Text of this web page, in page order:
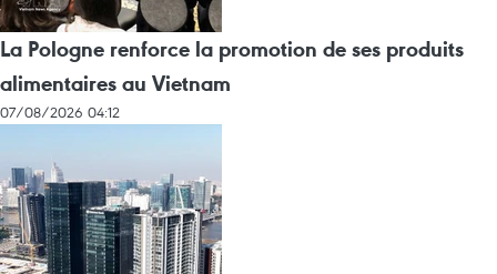
La Pologne renforce la promotion de ses produits
alimentaires au Vietnam
07/08/2026 04:12